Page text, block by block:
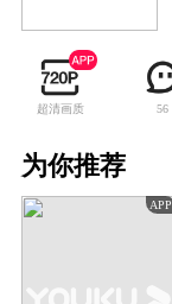
超清画质 56
为你推荐
APP